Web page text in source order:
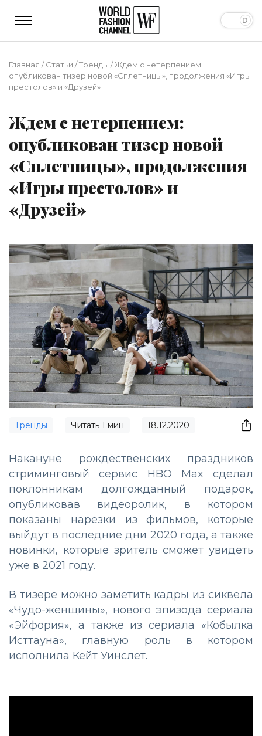
Главная /Статьи /Тренды /Ждем с нетерпением:
опубликован тизер новой «Сплетницы», продолжения «Игры
престолов» и «Друзей»
Ждем с нетерпением:
опубликован тизер новой
«Сплетницы», продолжения
«Игры престолов» и
«Друзей»
Тренды Читать 1 мин 18.12.2020
Накануне рождественских праздников
стриминговый сервис HBO Max сделал
поклонникам долгожданный подарок,
опубликовав видеоролик, в котором
показаны нарезки из фильмов, которые
выйдут в последние дни 2020 года, а также
новинки, которые зритель сможет увидеть
уже в 2021 году.
В тизере можно заметить кадры из сиквела
«Чудо-женщины», нового эпизода сериала
«Эйфория», а также из сериала «Кобылка
Исттауна», главную роль в котором
исполнила Кейт Уинслет.